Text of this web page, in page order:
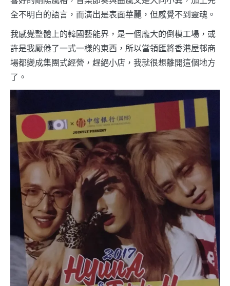
全不明白的語言，而演出是表面華麗，但感覺不到靈魂。
我感覺整體上的韓國藝能界，是一個龐大的倒模工場，或
許是我厭倦了一式一樣的東西，所以當領匯將香港屋邨商
場都變成集團式經營，趕絕小店，我就很想離開這個地方
了。